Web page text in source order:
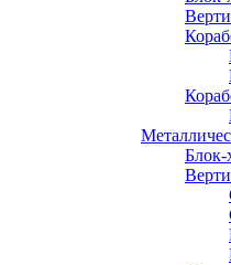
Блок-